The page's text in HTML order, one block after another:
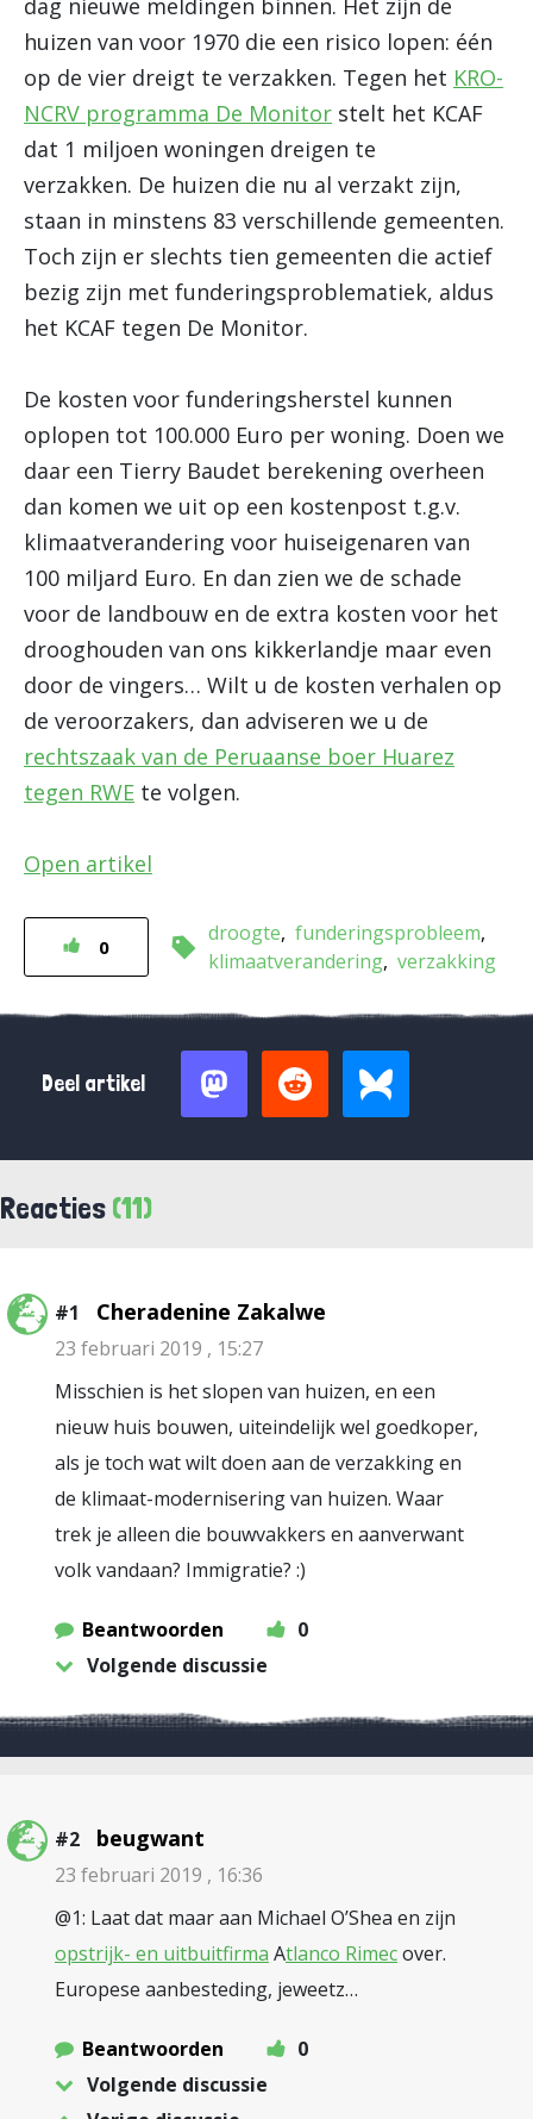
dag nieuwe meldingen binnen. Het zijn de
huizen van voor 1970 die een risico lopen: één
op de vier dreigt te verzakken. Tegen het KRO-
NCRV programma De Monitor stelt het KCAF
dat 1 miljoen woningen dreigen te
verzakken. De huizen die nu al verzakt zijn,
staan in minstens 83 verschillende gemeenten.
Toch zijn er slechts tien gemeenten die actief
bezig zijn met funderingsproblematiek, aldus
het KCAF tegen De Monitor.
De kosten voor funderingsherstel kunnen
oplopen tot 100.000 Euro per woning. Doen we
daar een Tierry Baudet berekening overheen
dan komen we uit op een kostenpost t.g.v.
klimaatverandering voor huiseigenaren van
100 miljard Euro. En dan zien we de schade
voor de landbouw en de extra kosten voor het
drooghouden van ons kikkerlandje maar even
door de vingers… Wilt u de kosten verhalen op
de veroorzakers, dan adviseren we u de
rechtszaak van de Peruaanse boer Huarez
tegen RWE te volgen.
Open artikel
0
droogte funderingsprobleem
klimaatverandering verzakking
Deel artikel
Reacties (11)
#1 Cheradenine Zakalwe
23 februari 2019 , 15:27
Misschien is het slopen van huizen, en een
nieuw huis bouwen, uiteindelijk wel goedkoper,
als je toch wat wilt doen aan de verzakking en
de klimaat-modernisering van huizen. Waar
trek je alleen die bouwvakkers en aanverwant
volk vandaan? Immigratie? :)
Beantwoorden
0
Volgende discussie
#2 beugwant
23 februari 2019 , 16:36
@1: Laat dat maar aan Michael O’Shea en zijn
opstrijk- en uitbuitfirma Atlanco Rimecover.
Europese aanbesteding, jeweetz…
Beantwoorden
0
Volgende discussie